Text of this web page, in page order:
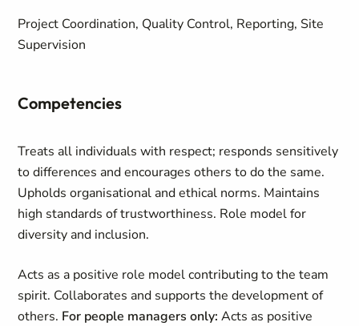
Project Coordination, Quality Control, Reporting, Site
Supervision
Competencies
Treats all individuals with respect; responds sensitively
to differences and encourages others to do the same.
Upholds organisational and ethical norms. Maintains
high standards of trustworthiness. Role model for
diversity and inclusion.
Acts as a positive role model contributing to the team
spirit. Collaborates and supports the development of
others. For people managers only: Acts as positive